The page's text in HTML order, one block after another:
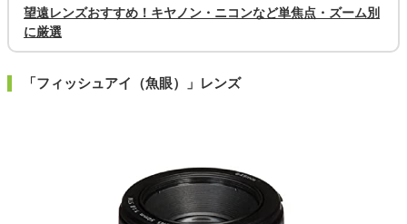
望遠レンズおすすめ！キヤノン・ニコンなど単焦点・ズーム別
に厳選
「フィッシュアイ（魚眼）」レンズ